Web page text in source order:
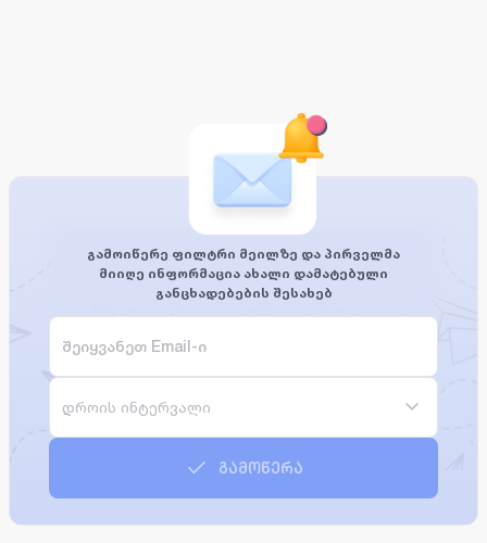
გამოიწერე ფილტრი მეილზე და პირველმა
მიიღე ინფორმაცია ახალი დამატებული
განცხადებების შესახებ
დროის ინტერვალი
გამოწერა